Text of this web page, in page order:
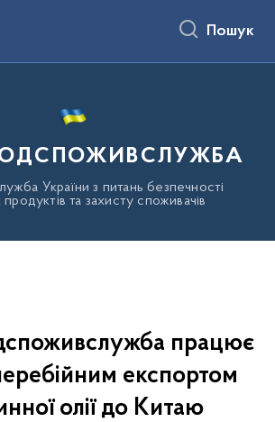
Пошук
України з питань безпечності
та захисту споживачів
працює
експортом
олії до Китаю